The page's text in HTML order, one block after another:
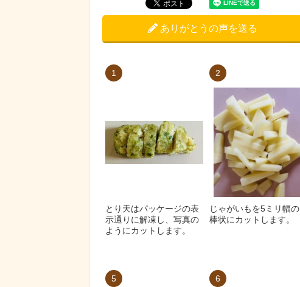
ありがとうの声を送る
1
とり天はパッケージの表
示通りに解凍し、写真の
ようにカットします。
2
じゃがいもを5ミリ幅の
棒状にカットします。
5 6